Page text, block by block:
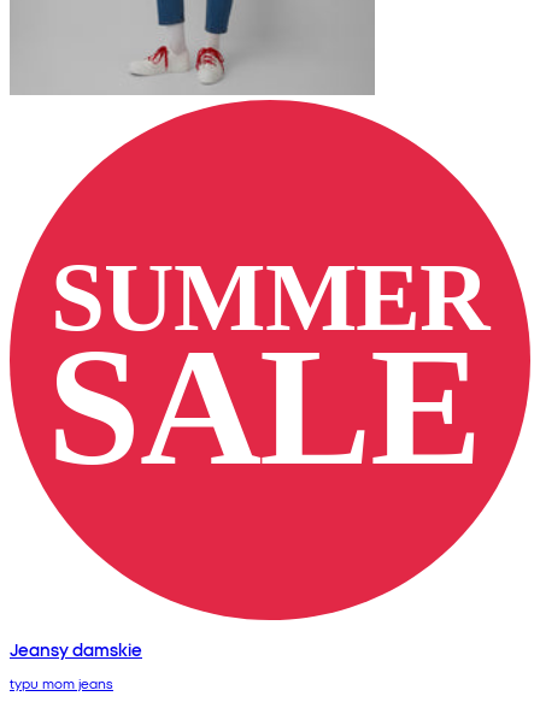
Jeansy damskie
typu mom jeans